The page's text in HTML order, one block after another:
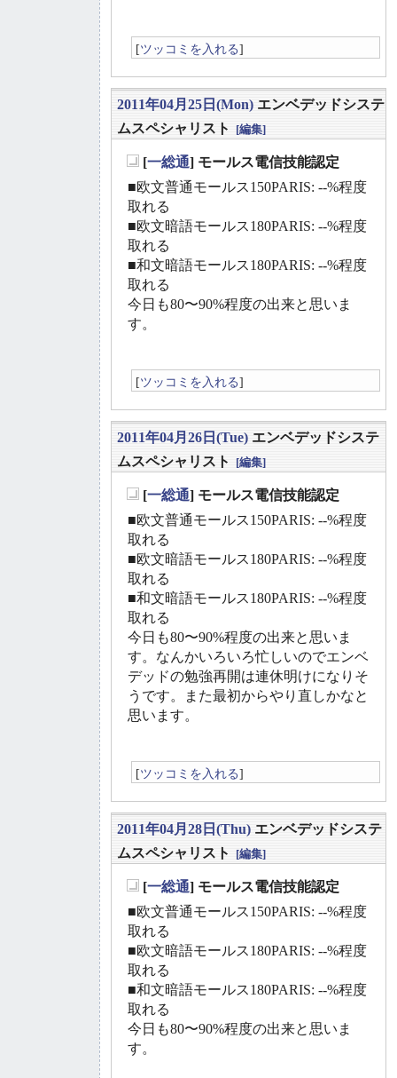
[ツッコミを入れる]
2011年04月25日(Mon) エンベデッドシステ
ムスペシャリスト
[編集]
[一総通] モールス電信技能認定
■欧文普通モールス150PARIS: --%程度
取れる
■欧文暗語モールス180PARIS: --%程度
取れる
■和文暗語モールス180PARIS: --%程度
取れる
今日も80〜90%程度の出来と思いま
す。
[ツッコミを入れる]
2011年04月26日(Tue) エンベデッドシステ
ムスペシャリスト
[編集]
[一総通] モールス電信技能認定
■欧文普通モールス150PARIS: --%程度
取れる
■欧文暗語モールス180PARIS: --%程度
取れる
■和文暗語モールス180PARIS: --%程度
取れる
今日も80〜90%程度の出来と思いま
す。なんかいろいろ忙しいのでエンベ
デッドの勉強再開は連休明けになりそ
うです。また最初からやり直しかなと
思います。
[ツッコミを入れる]
2011年04月28日(Thu) エンベデッドシステ
ムスペシャリスト
[編集]
[一総通] モールス電信技能認定
■欧文普通モールス150PARIS: --%程度
取れる
■欧文暗語モールス180PARIS: --%程度
取れる
■和文暗語モールス180PARIS: --%程度
取れる
今日も80〜90%程度の出来と思いま
す。